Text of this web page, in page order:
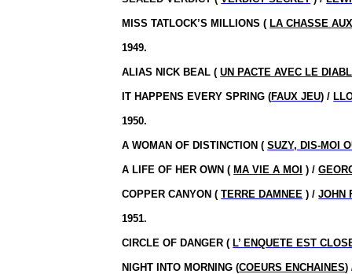
MISS TATLOCK’S MILLIONS ( LA CHASSE
1949.
ALIAS NICK BEAL (UN PACTE AVEC LE
IT HAPPENS EVERY SPRING (FAUX JEU) /
1950.
A WOMAN OF DISTINCTION (SUZY, DIS-MOI
A LIFE OF HER OWN ( MA VIE A MOI ) /
COPPER CANYON (TERRE DAMNEE ) /JOHN
1951.
CIRCLE OF DANGER ( L’ ENQUETE EST
NIGHT INTO MORNING (COEURS ENCHAINES)